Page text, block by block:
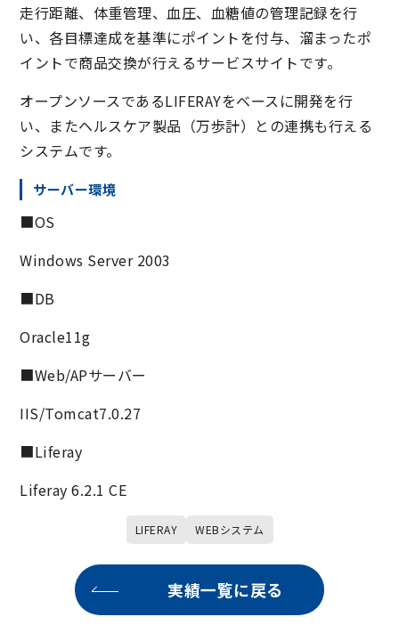
走行距離、体重管理、血圧、血糖値の管理記録を行
い、各目標達成を基準にポイントを付与、溜まったポ
イントで商品交換が行えるサービスサイトです。
オープンソースであるLIFERAYをベースに開発を行
い、またヘルスケア製品（万歩計）との連携も行える
システムです。
サーバー環境
■OS
Windows Server 2003
■DB
Oracle11g
■Web/APサーバー
IIS/Tomcat7.0.27
■Liferay
Liferay 6.2.1 CE
LIFERAY WEBシステム
実績一覧に戻る